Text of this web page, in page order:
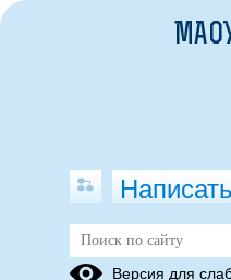
программы
Версия для